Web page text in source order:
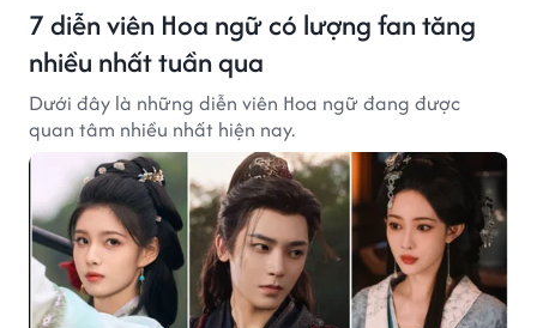
7 diễn viên Hoa ngữ có lượng fan tăng
nhiều nhất tuần qua
Dưới đây là những diễn viên Hoa ngữ đang được
quan tâm nhiều nhất hiện nay.